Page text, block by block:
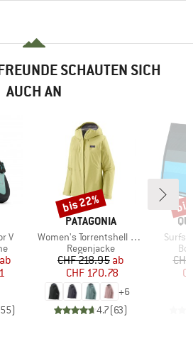
SCHAUTEN SICH
AUCH AN
V
Preis
ab
55)
MARKE
PATAGONIA
Artikel
Women's Torrentshell 3L Jacket
Produktgruppe
Regenjacke
Preis
CHF 218.95reduzierter Preis
ab
CHF 170.78
+6
4.7(63)
Rabatt
bis 22%
Artikel